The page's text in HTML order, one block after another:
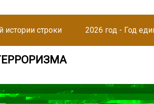
истории строки 2026 год - Год